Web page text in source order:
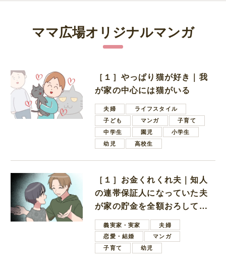
ママ広場オリジナルマンガ
［１］やっぱり猫が好き｜我
が家の中心には猫がいる
夫婦
ライフスタイル
子ども
マンガ
子育て
中学生
園児
小学生
幼児
高校生
［１］お金くれくれ夫｜知人
の連帯保証人になっていた夫
が家の貯金を全額おろしてほ
しいと言ってきた
義実家・実家
夫婦
恋愛・結婚
マンガ
子育て
幼児